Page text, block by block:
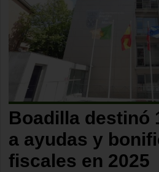
Boadilla destinó
a ayudas y
fiscales en 2025